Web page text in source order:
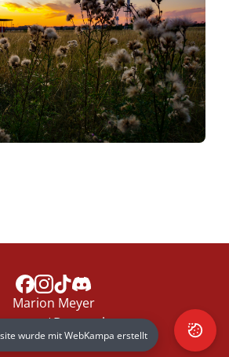
Marion Meyer
|Datenschutz
wurde mit WebKampa erstellt